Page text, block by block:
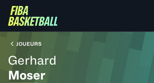
JOUEURS
Gerhard
Moser